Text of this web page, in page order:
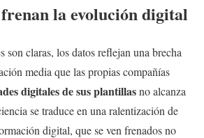
la evolución digital
son claras, los datos reflejan una brecha
media que las propias compañías
digitales de sus plantillasno alcanza
se traduce en una ralentización de
digital, que se ven frenados no